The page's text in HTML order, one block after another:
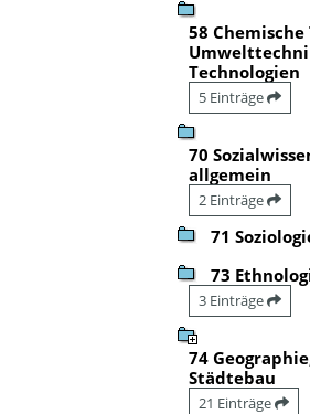
58
Technologien
5 Einträge
70
allgemein
2 Einträge
71
73
3 Einträge
74
Städtebau
21 Einträge